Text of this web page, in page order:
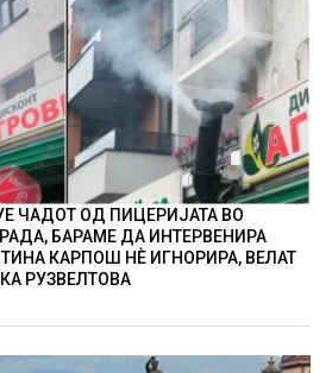
ЧАДОТ ОД ПИЦЕРИЈАТА ВО
БАРАМЕ ДА ИНТЕРВЕНИРА
КАРПОШ НÈ ИГНОРИРА, ВЕЛАТ
РУЗВЕЛТОВА